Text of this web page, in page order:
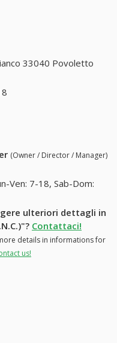
33040 Povoletto
(Owner / Director / Manager)
Ven: 7-18, Sab-Dom:
ulteriori dettagli in
Contattaci!
details in informations for
us!